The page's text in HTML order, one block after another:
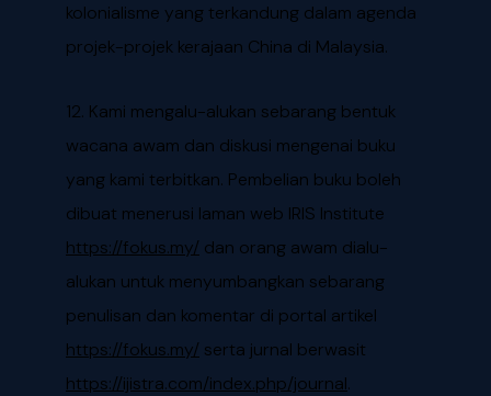
kolonialisme yang terkandung dalam agenda
projek-projek kerajaan China di Malaysia.
12. Kami mengalu-alukan sebarang bentuk
wacana awam dan diskusi mengenai buku
yang kami terbitkan. Pembelian buku boleh
dibuat menerusi laman web IRIS Institute
https://fokus.my/ dan orang awam dialu-
alukan untuk menyumbangkan sebarang
penulisan dan komentar di portal artikel
https://fokus.my/ serta jurnal berwasit
https://ijistra.com/index.php/journal.